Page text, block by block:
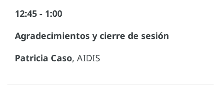
12:45 - 1:00
Agradecimientos y cierre de sesión
Patricia Caso, AIDIS